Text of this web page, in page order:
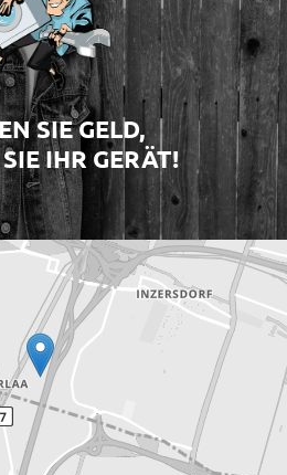
SIE GELD,
IHR GERÄT!